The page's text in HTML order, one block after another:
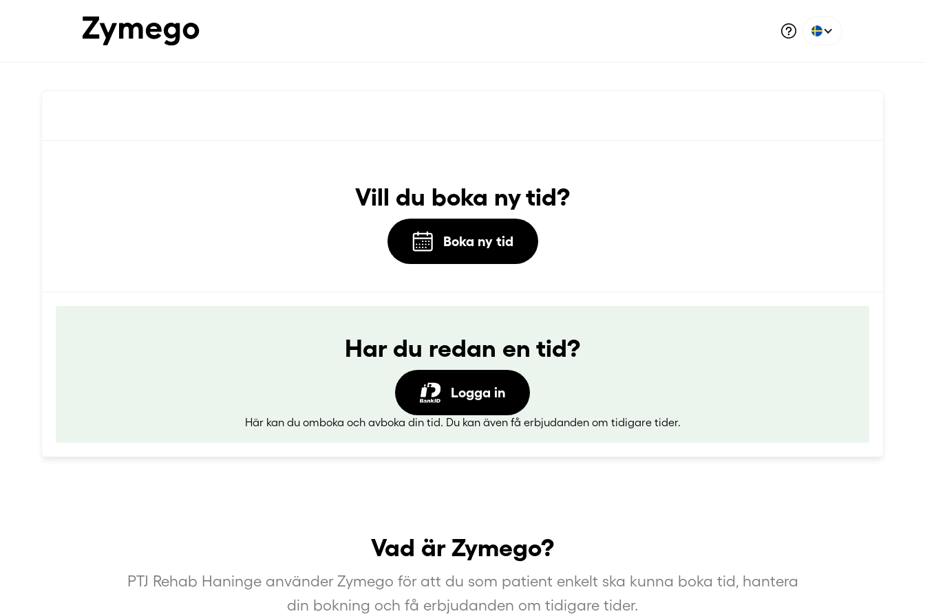
Vill du boka ny tid?
Boka ny tid
Har du redan en tid?
Logga in
Här kan du omboka och avboka din tid. Du kan även få erbjudanden om tidigare tider.
Vad är Zymego?
PTJ Rehab Haninge använder Zymego för att du som patient enkelt ska kunna boka tid, hantera
din bokning och få erbjudanden om tidigare tider.